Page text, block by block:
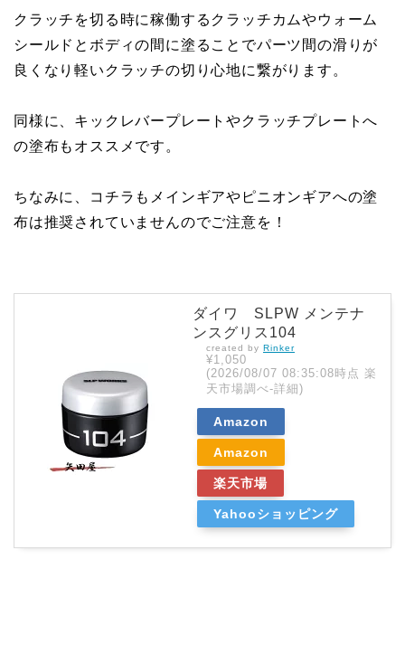
クラッチを切る時に稼働するクラッチカムやウォーム
シールドとボディの間に塗ることでパーツ間の滑りが
良くなり軽いクラッチの切り心地に繋がります。
同様に、キックレバープレートやクラッチプレートへ
の塗布もオススメです。
ちなみに、コチラもメインギアやピニオンギアへの塗
布は推奨されていませんのでご注意を！
ダイワ SLPW メンテナ
ンスグリス104
created by Rinker
¥1,050
(2026/08/07 08:35:08時点 楽
天市場調べ-詳細)
Amazon
Amazon
楽天市場
Yahooショッピング